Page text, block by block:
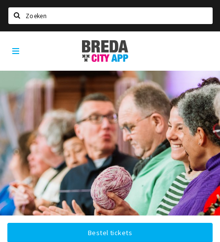
Home
Agenda
Deals
Party pics
Nieuws, interviews & blogs
Eten
Drinken
Slapen
Recreatief
Winkels
Breda
City
App
Bestel tickets